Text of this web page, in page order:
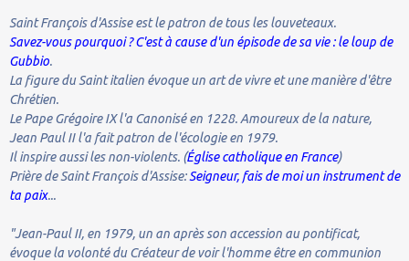
Saint François d'Assise est le patron de tous les louveteaux.
Savez-vous pourquoi ? C'est à cause d'un épisode de sa vie : le loup de
Gubbio.
La figure du Saint italien évoque un art de vivre et une manière d'être
Chrétien.
Le Pape Grégoire IX l'a Canonisé en 1228. Amoureux de la nature,
Jean Paul II l'a fait patron de l'écologie en 1979.
Il inspire aussi les non-violents. (Église catholique en France)
Prière de Saint François d'Assise:Seigneur, fais de moi un instrument de
ta paix...
"Jean-Paul II, en 1979, un an après son accession au pontificat,
évoque la volonté du Créateur de voir l'homme être en communion